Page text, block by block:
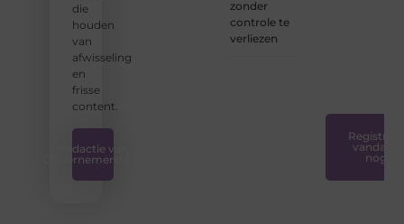
die
houden
van
afwisseling
en
frisse
content.
Redactie van
Ondernemershuis
zonder
controle te
verliezen
Registreer
vandaag
nog